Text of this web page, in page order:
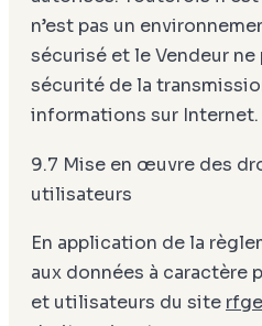
n’est pas un
sécurisé et le Vendeur
sécurité de la
informations sur Internet.
9.7 Mise en œuvre des
utilisateurs
En application de la
aux données à caractère
et utilisateurs du site